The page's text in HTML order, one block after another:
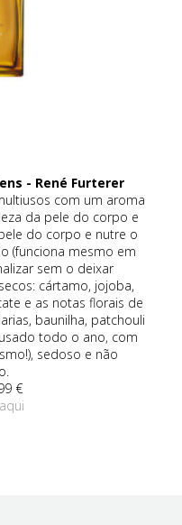
- René Furterer
com um aroma
da pele do corpo e
do corpo e nutre o
(funciona mesmo em
sem o deixar
cártamo, jojoba,
e as notas florais de
baunilha, patchouli
todo o ano, com
sedoso e não
€